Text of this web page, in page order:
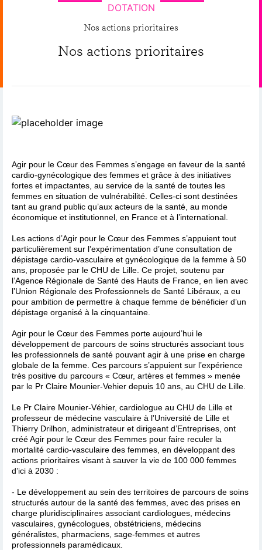
DOTATION
Nos actions prioritaires
Nos actions prioritaires
Agir pour le Cœur des Femmes s’engage en faveur de la santé
cardio-gynécologique des femmes et grâce à des initiatives
fortes et impactantes, au service de la santé de toutes les
femmes en situation de vulnérabilité. Celles-ci sont destinées
tant au grand public qu’aux acteurs de la santé, au monde
économique et institutionnel, en France et à l’international.
Les actions d’Agir pour le Cœur des Femmes s’appuient tout
particulièrement sur l’expérimentation d’une consultation de
dépistage cardio-vasculaire et gynécologique de la femme à 50
ans, proposée par le CHU de Lille. Ce projet, soutenu par
l’Agence Régionale de Santé des Hauts de France, en lien avec
l’Union Régionale des Professionnels de Santé Libéraux, a eu
pour ambition de permettre à chaque femme de bénéficier d’un
dépistage organisé à la cinquantaine.
Agir pour le Cœur des Femmes porte aujourd’hui le
développement de parcours de soins structurés associant tous
les professionnels de santé pouvant agir à une prise en charge
globale de la femme. Ces parcours s’appuient sur l’expérience
très positive du parcours « Cœur, artères et femmes » menée
par le Pr Claire Mounier-Vehier depuis 10 ans, au CHU de Lille.
Le Pr Claire Mounier-Véhier, cardiologue au CHU de Lille et
professeur de médecine vasculaire à l’Université de Lille et
Thierry Drilhon, administrateur et dirigeant d’Entreprises, ont
créé Agir pour le Cœur des Femmes pour faire reculer la
mortalité cardio-vasculaire des femmes, en développant des
actions prioritaires visant à sauver la vie de 100 000 femmes
d’ici à 2030 :
- Le développement au sein des territoires de parcours de soins
structurés autour de la santé des femmes, avec des prises en
charge pluridisciplinaires associant cardiologues, médecins
vasculaires, gynécologues, obstétriciens, médecins
généralistes, pharmaciens, sage-femmes et autres
professionnels paramédicaux.